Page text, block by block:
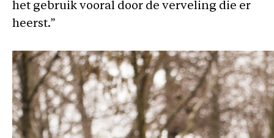
het gebruik vooral door de verveling die er
heerst.”